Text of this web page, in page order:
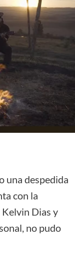
una despedida
con la
Dias y
no pudo